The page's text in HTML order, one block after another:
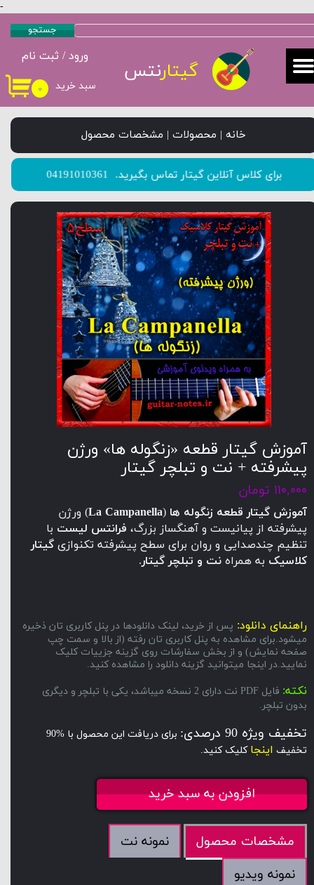
-
۰ سبد خرید
ورود / ثبت نام
حساب کاربری من
تغییر گذر واژه
خروج از حساب کاربری
گیتارنتس
جستجو
خانه | محصولات | مشخصات محصول
​​​​​​​برای کلاس آنلاین گیتار تماس بگیرید. 04191010361
آموزش گیتار قطعه «زنگوله ها» ورژن
پیشرفته + نت و تبلچر گیتار
۱۱۰,۰۰۰ تومان
آموزش گیتار قطعه زنگوله ها (
La Campanella) ورژن
پیشرفته از پیانیست و آهنگساز بزرگ، فرانتس لیست با
تنظیم چندصدایی و روان برای سطح پیشرفته تکنوازی گیتار
کلاسیک به همراه نت و تبلچر گیتار.
راهنمای دانلود: پس از خرید، لینک دانلودها در پنل کاربری تان ذخیره
میشود.برای مشاهده به پنل کاربری تان رفته (از بالا و سمت چپ
صفحه نمایش) و از بخش سفارشات روی گزینه جزییات کلیک
نمایید.در اینجا میتوانید گزینه دانلود را مشاهده کنید.
نکته:
فایل PDF نت دارای 2 نسخه میباشد، یکی با تبلچر و دیگری
بدون تبلچر.
تخفیف ویژه 90 درصدی:
برای دریافت این محصول با %90
تخفیف اینجا کلیک کنید.
افزودن به سبد خرید
مشخصات محصول
نمونه نت
نمونه ویدیو